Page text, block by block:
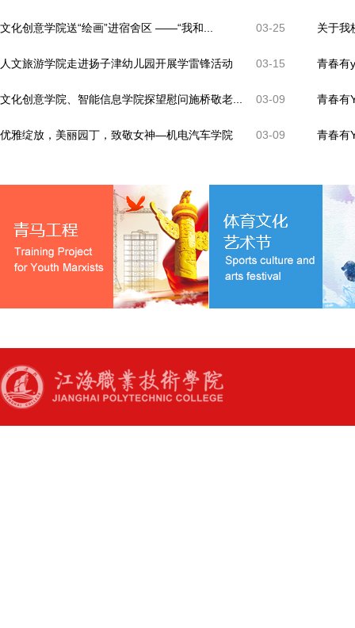
03-25
文化创意学院送“绘画”进宿舍区 ——“我和...
03-15
人文旅游学院走进扬子津幼儿园开展学雷锋活动
03-09
文化创意学院、智能信息学院探望慰问施桥敬老...
03-09
优雅绽放，美丽园丁，致敬女神—机电汽车学院
关于我
青春有
青春有
青春有